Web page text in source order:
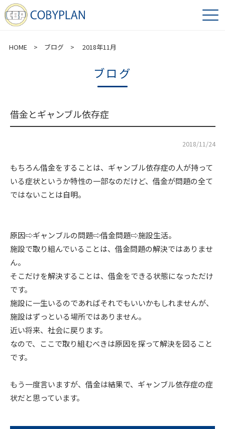
HOME> ブログ > 2018年11月
ブログ
借金とギャンブル依存症
2018/11/24
もちろん借金をすることは、ギャンブル依存症の人が持って
いる症状というか特性の一部なのだけど、借金が問題の全て
ではないことは自明。
原因⇨ギャンブルの問題⇨借金問題⇨施設生活。
施設で取り組んでいることは、借金問題の解決ではありませ
ん。
そこだけを解決することは、借金をできる状態になっただけ
です。
施設に一生いるのであればそれでもいいかもしれませんが、
施設はずっといる場所ではありません。
近い将来、社会に戻ります。
なので、ここで取り組むべきは原因を探って解決を図ること
です。
もう一度言いますが、借金は結果で、ギャンブル依存症の症
状だと思っています。